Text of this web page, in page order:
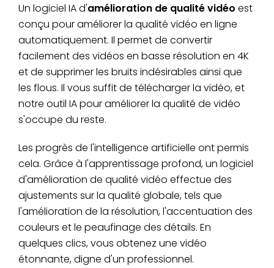
Un logiciel IA d'amélioration de qualité vidéo est
conçu pour améliorer la qualité vidéo en ligne
automatiquement. Il permet de convertir
facilement des vidéos en basse résolution en 4K
et de supprimer les bruits indésirables ainsi que
les flous. Il vous suffit de télécharger la vidéo, et
notre outil IA pour améliorer la qualité de vidéo
s'occupe du reste.
Les progrès de l'intelligence artificielle ont permis
cela. Grâce à l'apprentissage profond, un logiciel
d'amélioration de qualité vidéo effectue des
ajustements sur la qualité globale, tels que
l'amélioration de la résolution, l'accentuation des
couleurs et le peaufinage des détails. En
quelques clics, vous obtenez une vidéo
étonnante, digne d'un professionnel.